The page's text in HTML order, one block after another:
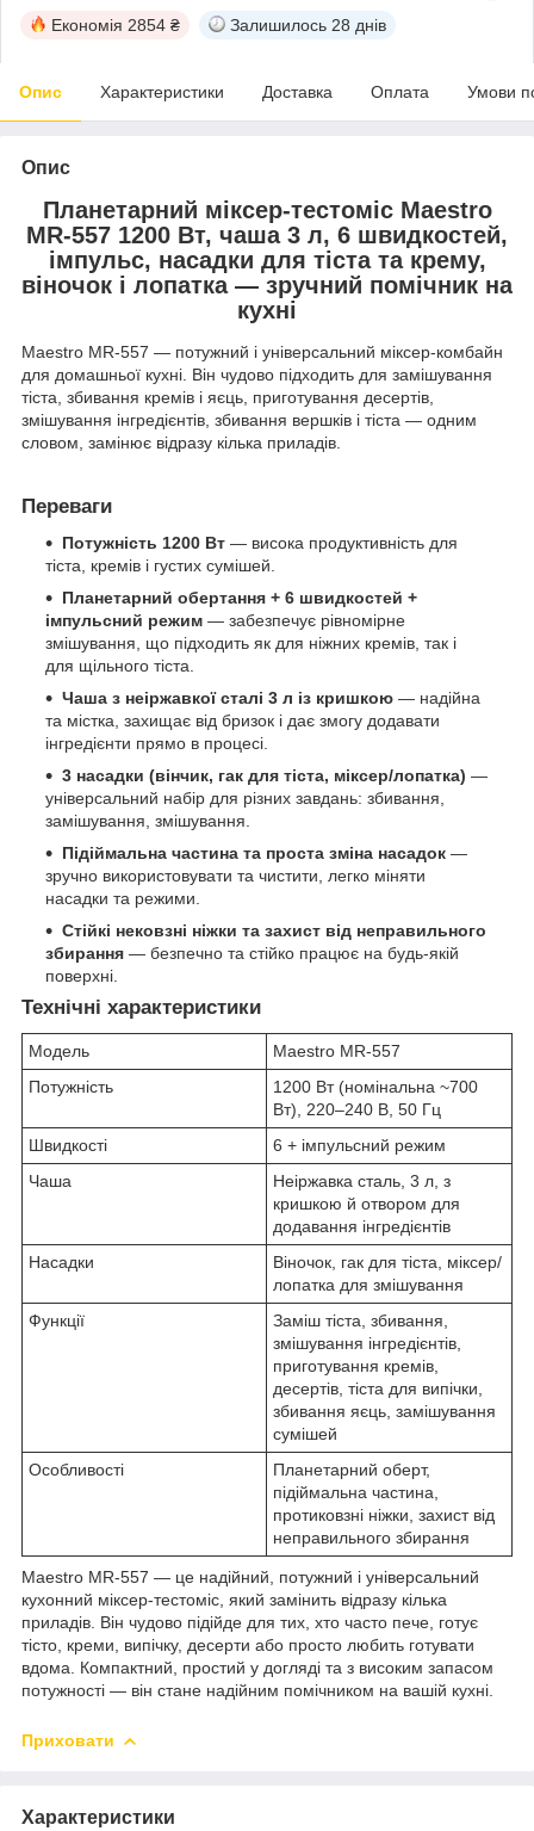
Економія 2854 ₴ Залишилось 28 днів
Опис Характеристики Доставка Оплата Умови
Опис
Планетарний міксер-тестоміс Maestro
MR-557 1200 Вт, чаша 3 л, 6 швидкостей,
імпульс, насадки для тіста та крему,
віночок і лопатка — зручний помічник на
кухні
Maestro MR-557 — потужний і універсальний міксер-комбайн
для домашньої кухні. Він чудово підходить для замішування
тіста, збивання кремів і яєць, приготування десертів,
змішування інгредієнтів, збивання вершків і тіста — одним
словом, замінює відразу кілька приладів.
Переваги
Потужність 1200 Вт — висока продуктивність для
тіста, кремів і густих сумішей.
Планетарний обертання + 6 швидкостей +
імпульсний режим — забезпечує рівномірне
змішування, що підходить як для ніжних кремів, так і
для щільного тіста.
Чаша з неіржавкої сталі 3 л із кришкою — надійна
та містка, захищає від бризок і дає змогу додавати
інгредієнти прямо в процесі.
3 насадки (вінчик, гак для тіста, міксер/лопатка) —
універсальний набір для різних завдань: збивання,
замішування, змішування.
Підіймальна частина та проста зміна насадок —
зручно використовувати та чистити, легко міняти
насадки та режими.
Стійкі нековзні ніжки та захист від неправильного
збирання — безпечно та стійко працює на будь-якій
поверхні.
Технічні характеристики
Модель
Maestro MR‑557
Потужність
1200 Вт (номінальна ~700
Вт), 220–240 В, 50 Гц
Швидкості
6 + імпульсний режим
Чаша
Неіржавка сталь, 3 л, з
кришкою й отвором для
додавання інгредієнтів
Насадки
Віночок, гак для тіста, міксер/
лопатка для змішування
Функції
Заміш тіста, збивання,
змішування інгредієнтів,
приготування кремів,
десертів, тіста для випічки,
збивання яєць, замішування
сумішей
Особливості
Планетарний оберт,
підіймальна частина,
протиковзні ніжки, захист від
неправильного збирання
Maestro MR-557 — це надійний, потужний і універсальний
кухонний міксер-тестоміс, який замінить відразу кілька
приладів. Він чудово підійде для тих, хто часто пече, готує
тісто, креми, випічку, десерти або просто любить готувати
вдома. Компактний, простий у догляді та з високим запасом
потужності — він стане надійним помічником на вашій кухні.
Приховати
Характеристики